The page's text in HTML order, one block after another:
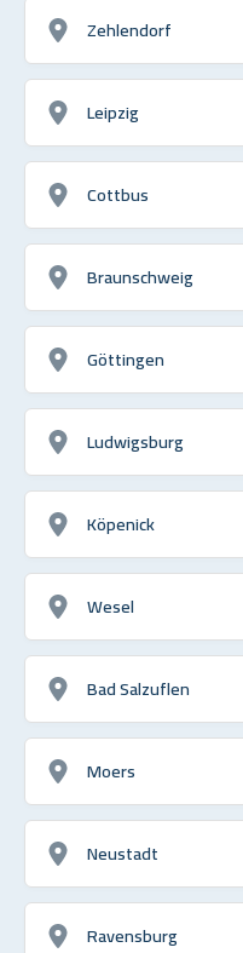
Zehlendorf
Leipzig
Cottbus
Braunschweig
Göttingen
Ludwigsburg
Köpenick
Wesel
Bad Salzuflen
Moers
Neustadt
Ravensburg